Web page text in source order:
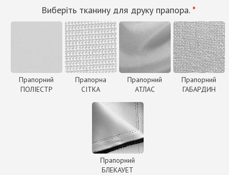
Виберіть тканину для друку прапора. *
Прапорний
ПОЛІЕСТР
Прапорна
СІТКА
Прапорний
АТЛАС
Прапорний
ГАБАРДИН
Прапорний
БЛЕКАУЕТ